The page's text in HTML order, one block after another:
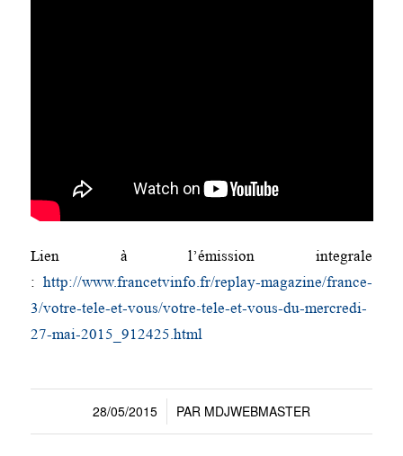
Lien à l’émission integrale
:http://www.francetvinfo.fr/replay-magazine/france-
3/votre-tele-et-vous/votre-tele-et-vous-du-mercredi-
27-mai-2015_912425.html
28/05/2015
/ PAR MDJWEBMASTER